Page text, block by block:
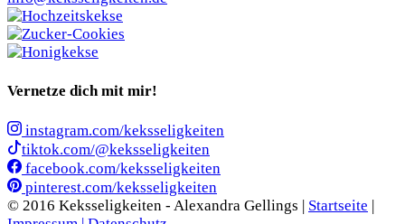
Vernetze dich mit mir!
instagram.com/keksseligkeiten
tiktok.com/@keksseligkeiten
facebook.com/keksseligkeiten
pinterest.com/keksseligkeiten
© 2016 Keksseligkeiten - Alexandra Gellings | Startseite |